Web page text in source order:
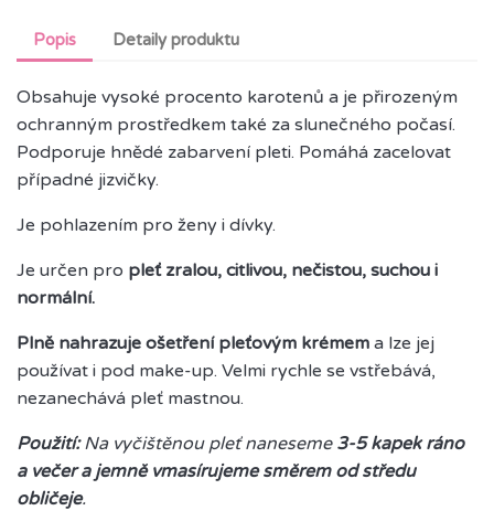
Popis Detaily produktu
Obsahuje vysoké procento karotenů a je přirozeným
ochranným prostředkem také za slunečného počasí.
Podporuje hnědé zabarvení pleti. Pomáhá zacelovat
případné jizvičky.
Je pohlazením pro ženy i dívky.
Je určen pro pleť zralou, citlivou, nečistou, suchou i
normální.
Plně nahrazuje ošetření pleťovým krémem a lze jej
používat i pod make-up. Velmi rychle se vstřebává,
nezanechává pleť mastnou.
Použití:Na vyčištěnou pleť naneseme 3-5 kapek ráno
a večer a jemně vmasírujeme směrem od středu
obličeje.